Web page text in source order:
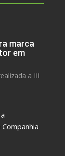
marca
em
a III